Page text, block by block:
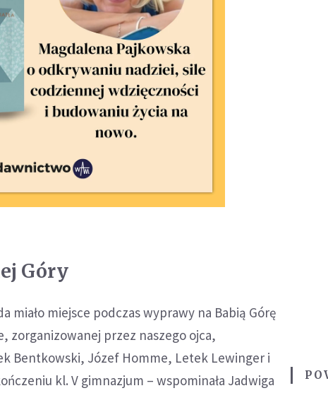
Góry
miało miejsce podczas wyprawy na Babią Górę
zorganizowanej przez naszego ojca,
Bentkowski, Józef Homme, Letek Lewinger i
kl. V gimnazjum – wspominała Jadwiga